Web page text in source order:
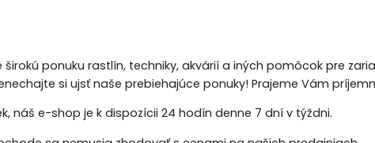
širokú ponuku rastlín, techniky, akvárií a iných pomôcok pre
si ujsť naše prebiehajúce ponuky! Prajeme Vám
náš e-shop je k dispozícii 24 hodín denne 7 dní v týždni.